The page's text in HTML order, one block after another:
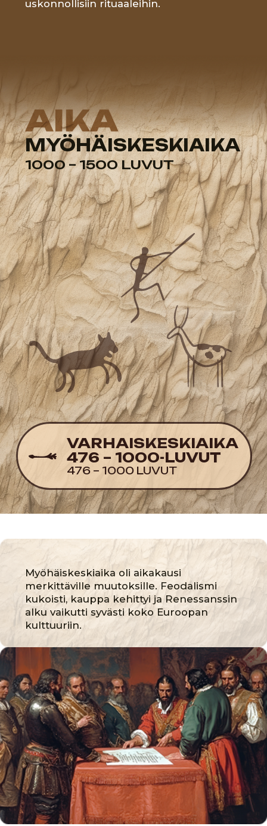
VARHAISKESKIAIKA
476 – 1000-LUVUT
476 – 1000 LUVUT
Myöhäiskeskiaika oli aikakausi
merkittäville muutoksille. Feodalismi
kukoisti, kauppa kehittyi ja Renessanssin
alku vaikutti syvästi koko Euroopan
kulttuuriin.
Myöhäiskeskiaika oli aikakausi
merkittäville muutoksille. Feodalismi
kukoisti, kauppa kehittyi ja
Renessanssin alku vaikutti syvästi koko
Euroopan kulttuuriin.
EUROOPPALAISTEN
ELÄINTEN
JALOSTUSTRADITIOIDEN
MUODOSTUMINEN
Myöhäiskeskiajalla feodaalisen
järjestelmän kehitys vaikutti merkittävästi
maatalouteen. Hevosten, nautojen ja
lampaiden kasvatus tuli tärkeäksi osaksi
ihmisten elämää. Samalla alkoi yhä
tarkoituksenmukaisempi eläinten
jalostus niiden hyödyllisten
ominaisuuksien mukaan. Lehmäkannat
erikoistuivat maidontuotantoon tai
lihantuotantoon, ja hevoset alkoivat
erikoistua entistä tarkemmin eri